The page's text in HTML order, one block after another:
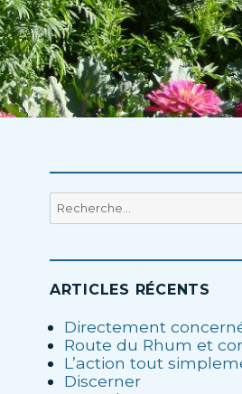
Recherche
ARTICLES RÉCENTS
Directement
Route du Rhum et
L’action tout
Discerner